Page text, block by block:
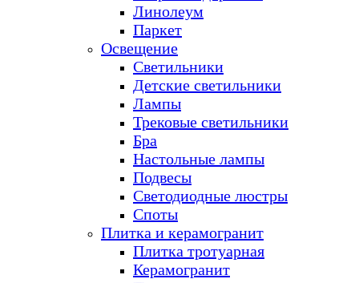
Линолеум
Паркет
Освещение
Светильники
Детские светильники
Лампы
Трековые светильники
Бра
Настольные лампы
Подвесы
Светодиодные люстры
Споты
Плитка и керамогранит
Плитка тротуарная
Керамогранит